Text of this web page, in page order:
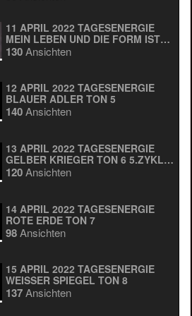
11 APRIL 2022 TAGESENERGIE
MEIN LEBEN UND DIE FORM IST
WIE MAGIE
130Ansichten
12 APRIL 2022 TAGESENERGIE
BLAUER ADLER TON 5
140Ansichten
13 APRIL 2022 TAGESENERGIE
GELBER KRIEGER TON 6 5.ZYKLUS
ZU 28 TAGEN
120Ansichten
14 APRIL 2022 TAGESENERGIE
ROTE ERDE TON 7
98Ansichten
15 APRIL 2022 TAGESENERGIE
WEISSER SPIEGEL TON 8
137Ansichten